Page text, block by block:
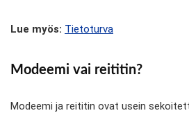
Lue myös: Tietoturva
Modeemi vai reititin?
Modeemi ja reititin ovat usein